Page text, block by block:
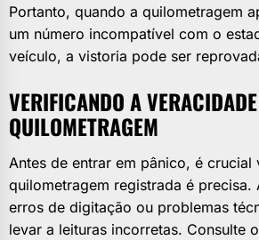
Portanto, quando a quilometragem
um número incompatível com o
veículo, a vistoria pode ser
VERIFICANDO A
QUILOMETRAGEM
Antes de entrar em pânico, é crucial
quilometragem registrada é precisa.
erros de digitação ou problemas
levar a leituras incorretas. Consulte